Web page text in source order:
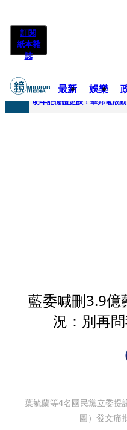
訂閱
紙本雜
誌
最新 娛樂
快訊
明年記憶體更缺！華邦電啟
藍委喊刪3.9
況：別再
葉毓蘭等4名國民黨立委提
圖）發文痛